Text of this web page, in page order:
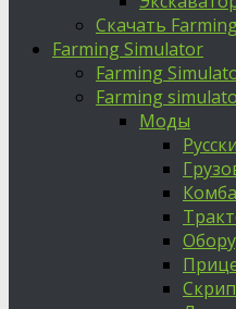
Скачать
Farming Simulator
Farming
Farming
Моды